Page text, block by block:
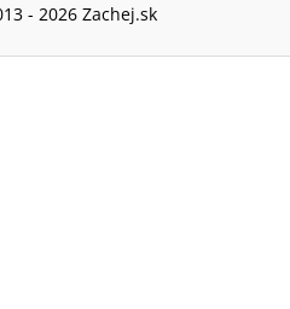
- 2026 Zachej.sk